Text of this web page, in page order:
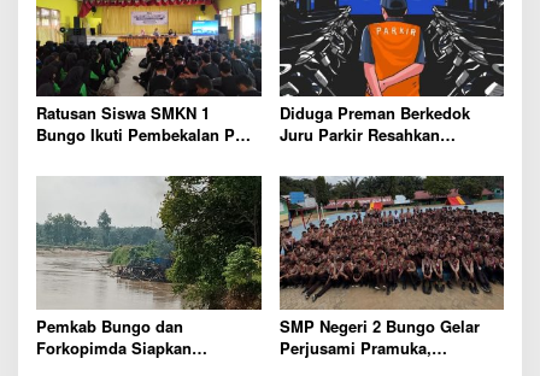
Ratusan Siswa SMKN 1
Bungo Ikuti Pembekalan PKL,
Diduga Preman Berkedok
Juru Parkir Resahkan
polres Bungo dan Kapolsek
Diminta Segera Bertindak
Pemkab Bungo dan
Forkopimda Siapkan
SMP Negeri 2 Bungo Gelar
Perjusami Pramuka,